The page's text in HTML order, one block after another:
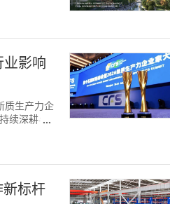
影响
质生产力企
续深耕与
标杆